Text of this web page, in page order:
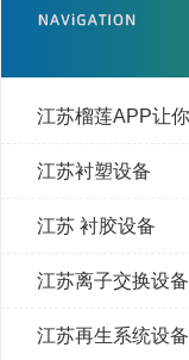
江苏衬塑设备
江苏 衬胶设备
江苏离子交换设备
江苏再生系统设备